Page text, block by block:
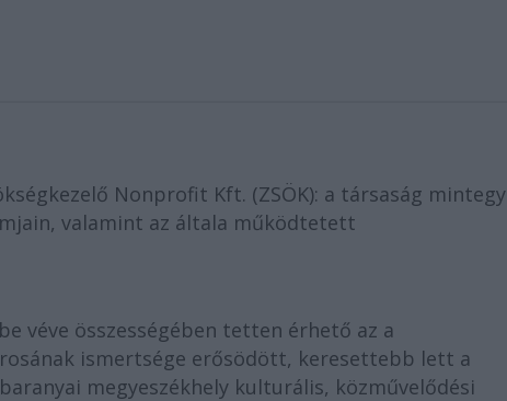
Nonprofit Kft. (ZSÖK): a társaság mintegy
valamint az általa működtetett
véve összességében tetten érhető az a
ismertsége erősödött, keresettebb lett a
megyeszékhely kulturális, közművelődési